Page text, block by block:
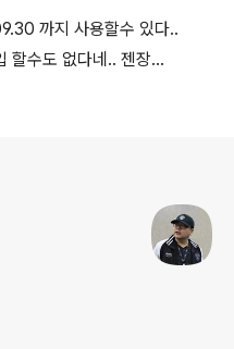
까지 사용할수 있다..
할수도 없다네.. 젠장...